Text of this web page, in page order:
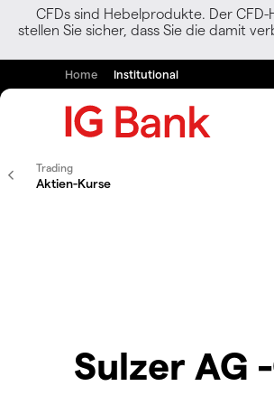
CFDs sind Hebelprodukte. Der
stellen Sie sicher, dass Sie die damit
Home Institutional
Trading
Aktien-Kurse
Sulzer AG